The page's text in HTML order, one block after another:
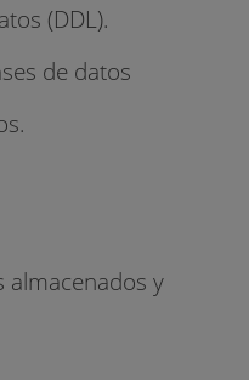
(DDL).
de datos
almacenados y